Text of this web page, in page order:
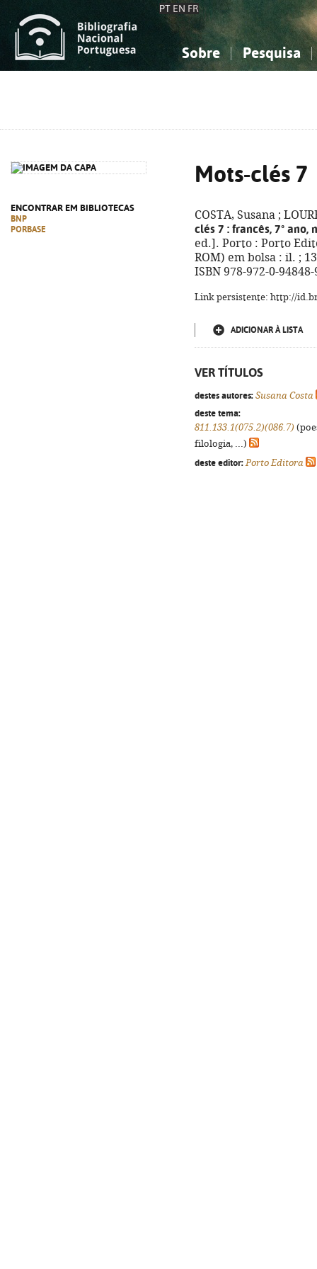
PT EN FR
Sobre Pesquisa
ENCONTRAR EM BIBLIOTECAS
BNP
PORBASE
Mots-clés 7
COSTA, Susana ;
clés 7 : francês, 7º ano,
ed.]. Porto : Porto
ROM) em bolsa : il. ;
ISBN 978-972-0-94848-
Link persistente: http://
ADICIONAR À LISTA
VER TÍTULOS
destes autores: Susana Costa
deste tema:
811.133.1(075.2)(086.7)
filologia, ...)
deste editor: Porto Editora